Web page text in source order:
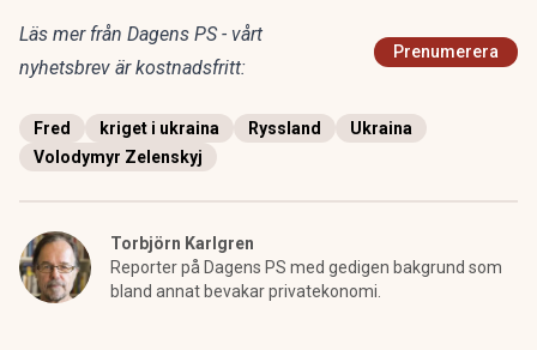
Läs mer från Dagens PS - vårt
nyhetsbrev är kostnadsfritt:
Prenumerera
Fred kriget i ukraina Ryssland
Ukraina
Volodymyr Zelenskyj
Torbjörn Karlgren
Reporter på Dagens PS med gedigen bakgrund som
bland annat bevakar privatekonomi.